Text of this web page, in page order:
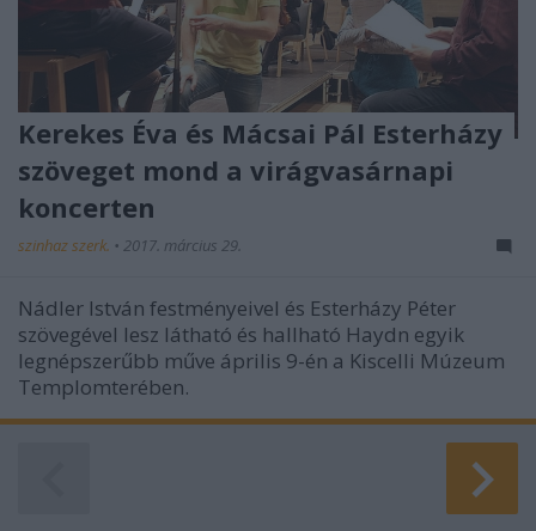
Kerekes Éva és Mácsai Pál Esterházy
szöveget mond a virágvasárnapi
koncerten
szinhaz szerk. • 2017. március 29.
Nádler István festményeivel és Esterházy Péter
szövegével lesz látható és hallható Haydn egyik
legnépszerűbb műve április 9-én a Kiscelli Múzeum
Templomterében.